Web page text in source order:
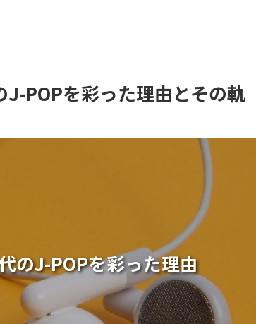
POPを彩った理由とその軌
のJ-POPを彩った理由